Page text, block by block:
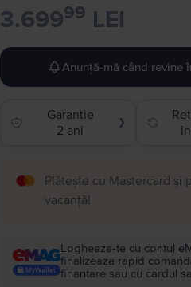
3.69999 LEI
Anunță-mă când revine
Garantie
2 ani
❯
Plătește cu Mastercard și
vacanță!
Logheaza-te cu contul
finalizeaza rapid
finantare sau cu cardul